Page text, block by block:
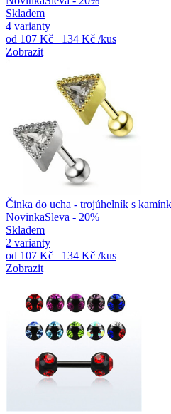
Skladem
4 varianty
od 107 Kč 134 Kč /kus
Zobrazit
Činka do ucha - trojúhelník s
NovinkaSleva - 20%
Skladem
2 varianty
od 107 Kč 134 Kč /kus
Zobrazit